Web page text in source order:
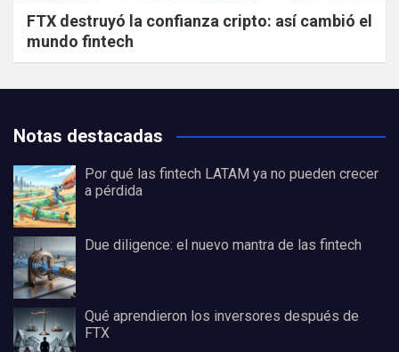
FTX destruyó la confianza cripto: así cambió el
mundo fintech
Notas destacadas
Por qué las fintech LATAM ya no pueden crecer
a pérdida
Due diligence: el nuevo mantra de las fintech
Qué aprendieron los inversores después de
FTX